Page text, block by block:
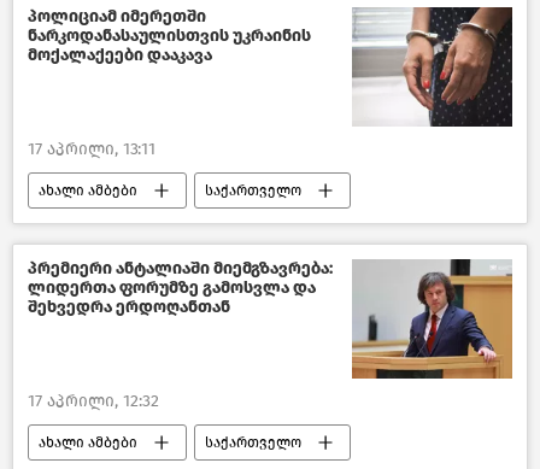
ავიამიმოსვლა საქართველოში
პოლიციამ იმერეთში
ნარკოდანასაულისთვის უკრაინის
მოქალაქეები დააკავა
17 აპრილი, 13:11
ახალი ამბები საქართველო
შემთხვევები საქართველოში
შემთხვევები
საქართველოს შინაგან საქმეთა სამინისტრო
ბრძოლა ნარკოდანაშაულთან
პრემიერი ანტალიაში მიემგზავრება:
ლიდერთა ფორუმზე გამოსვლა და
შეხვედრა ერდოღანთან
17 აპრილი, 12:32
ახალი ამბები საქართველო